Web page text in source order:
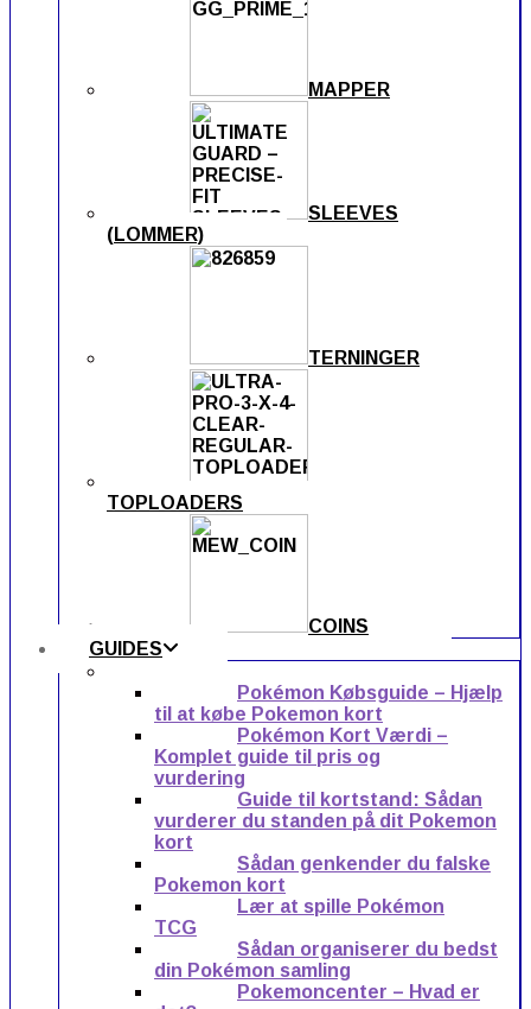
MAPPER
SLEEVES
(LOMMER)
TERNINGER
TOPLOADERS
COINS
GUIDES
Pokémon Købsguide – Hjælp
til at købe Pokemon kort
Pokémon Kort Værdi –
Komplet guide til pris og
vurdering
Guide til kortstand: Sådan
vurderer du standen på dit Pokemon
kort
Sådan genkender du falske
Pokemon kort
Lær at spille Pokémon
TCG
Sådan organiserer du bedst
din Pokémon samling
Pokemoncenter – Hvad er